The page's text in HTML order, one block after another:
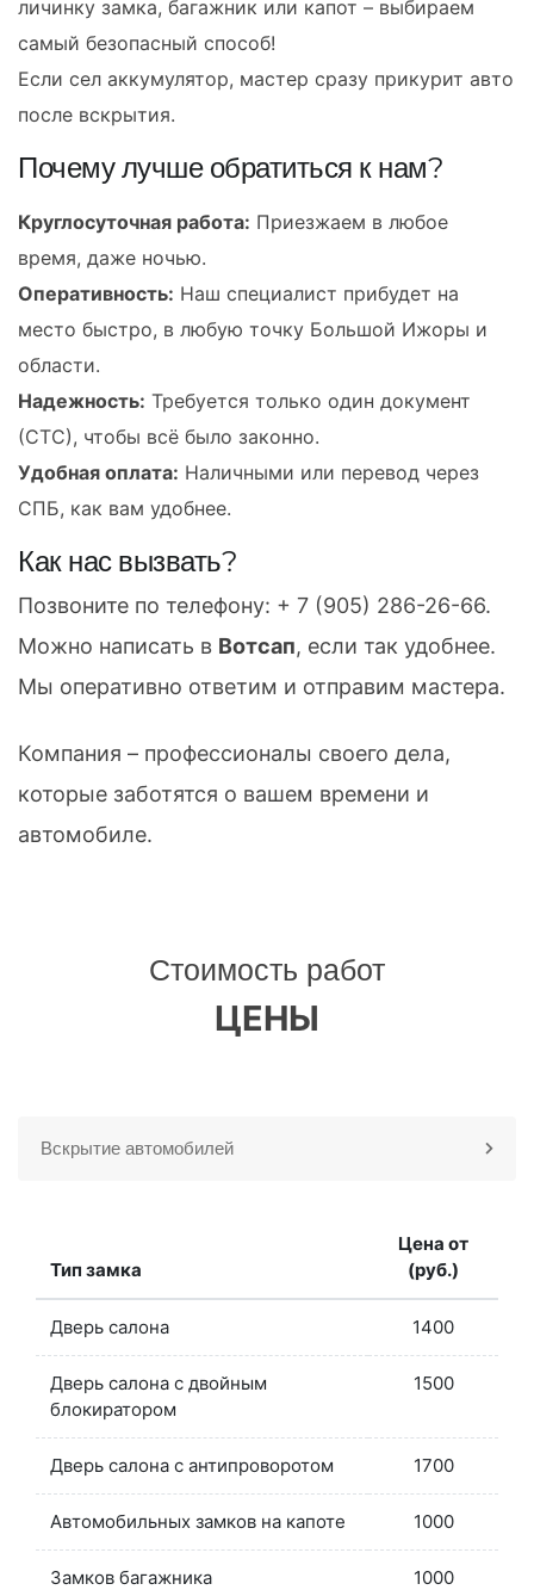
личинку замка, багажник или капот – выбираем
самый безопасный способ!
Если сел аккумулятор, мастер сразу прикурит авто
после вскрытия.
Почему лучше обратиться к нам?
Круглосуточная работа: Приезжаем в любое
время, даже ночью.
Оперативность: Наш специалист прибудет на
место быстро, в любую точку Большой Ижоры и
области.
Надежность: Требуется только один документ
(СТС), чтобы всё было законно.
Удобная оплата: Наличными или перевод через
СПБ, как вам удобнее.
Как нас вызвать?
Позвоните по телефону: + 7 (905) 286-26-66.
Можно написать в Вотсап, если так удобнее.
Мы оперативно ответим и отправим мастера.
Компания – профессионалы своего дела,
которые заботятся о вашем времени и
автомобиле.
Стоимость работ
ЦЕНЫ
Вскрытие автомобилей
Тип замка
Цена от
(руб.)
Дверь салона 1400
Дверь салона с двойным
блокиратором
1500
Дверь салона с антипроворотом 1700
Автомобильных замков на капоте 1000
Замков багажника 1000